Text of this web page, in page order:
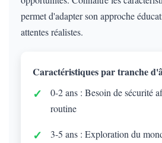
permet d'adapter son approche
attentes réalistes.
Caractéristiques par tranche
0-2 ans : Besoin de sécurité
routine
3-5 ans : Exploration du